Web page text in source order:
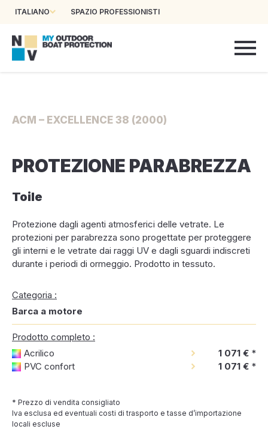
ITALIANO SPAZIO PROFESSIONISTI
ACM – EXCELLENCE 38 (2000)
PROTEZIONE PARABREZZA
Toile
Protezione dagli agenti atmosferici delle vetrate. Le
protezioni per parabrezza sono progettate per proteggere
gli interni e le vetrate dai raggi UV e dagli sguardi indiscreti
durante i periodi di ormeggio. Prodotto in tessuto.
Categoria :
Barca a motore
Prodotto completo :
Acrilico
1 071 € *
PVC confort
1 071 € *
* Prezzo di vendita consigliato
Iva esclusa ed eventuali costi di trasporto e tasse d’importazione
locali escluse